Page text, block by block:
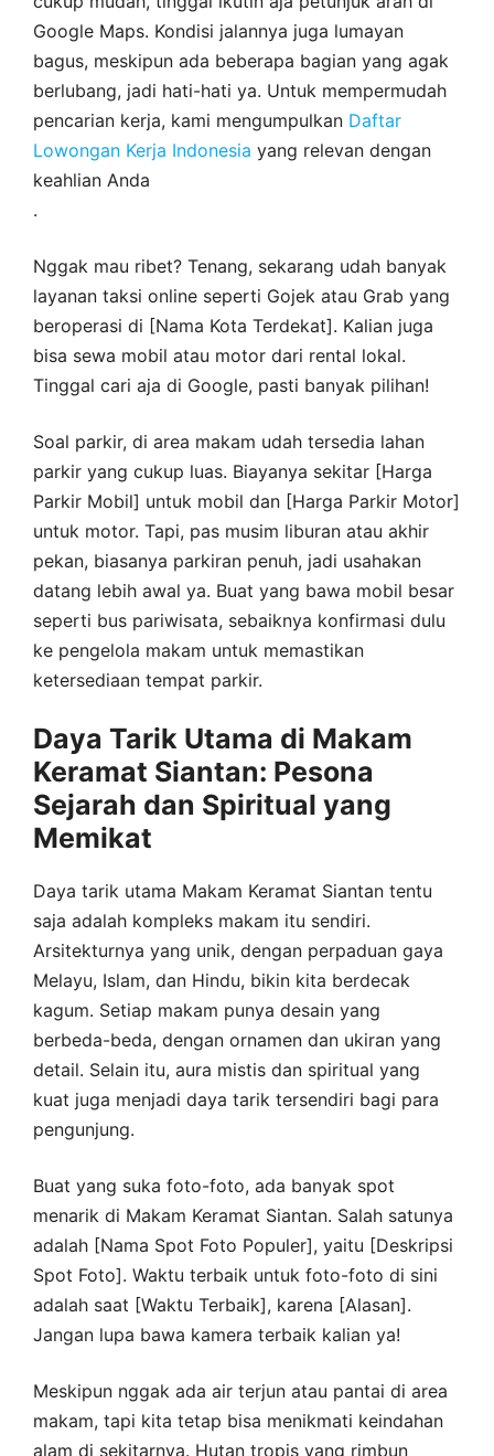
Google Maps. Kondisi jalannya juga lumayan
bagus, meskipun ada beberapa bagian yang agak
berlubang, jadi hati-hati ya. Untuk mempermudah
pencarian kerja, kami mengumpulkan Daftar
Lowongan Kerja Indonesia yang relevan dengan
keahlian Anda
.
Nggak mau ribet? Tenang, sekarang udah banyak
layanan taksi online seperti Gojek atau Grab yang
beroperasi di [Nama Kota Terdekat]. Kalian juga
bisa sewa mobil atau motor dari rental lokal.
Tinggal cari aja di Google, pasti banyak pilihan!
Soal parkir, di area makam udah tersedia lahan
parkir yang cukup luas. Biayanya sekitar [Harga
Parkir Mobil] untuk mobil dan [Harga Parkir Motor]
untuk motor. Tapi, pas musim liburan atau akhir
pekan, biasanya parkiran penuh, jadi usahakan
datang lebih awal ya. Buat yang bawa mobil besar
seperti bus pariwisata, sebaiknya konfirmasi dulu
ke pengelola makam untuk memastikan
ketersediaan tempat parkir.
Daya Tarik Utama di Makam
Keramat Siantan: Pesona
Sejarah dan Spiritual yang
Memikat
Daya tarik utama Makam Keramat Siantan tentu
saja adalah kompleks makam itu sendiri.
Arsitekturnya yang unik, dengan perpaduan gaya
Melayu, Islam, dan Hindu, bikin kita berdecak
kagum. Setiap makam punya desain yang
berbeda-beda, dengan ornamen dan ukiran yang
detail. Selain itu, aura mistis dan spiritual yang
kuat juga menjadi daya tarik tersendiri bagi para
pengunjung.
Buat yang suka foto-foto, ada banyak spot
menarik di Makam Keramat Siantan. Salah satunya
adalah [Nama Spot Foto Populer], yaitu [Deskripsi
Spot Foto]. Waktu terbaik untuk foto-foto di sini
adalah saat [Waktu Terbaik], karena [Alasan].
Jangan lupa bawa kamera terbaik kalian ya!
Meskipun nggak ada air terjun atau pantai di area
makam, tapi kita tetap bisa menikmati keindahan
alam di sekitarnya. Hutan tropis yang rimbun